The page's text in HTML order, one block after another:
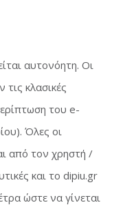
αυτονόητη. Οι
τις κλασικές
του e-
Όλες οι
από τον χρηστή /
και το dipiu.gr
ώστε να γίνεται